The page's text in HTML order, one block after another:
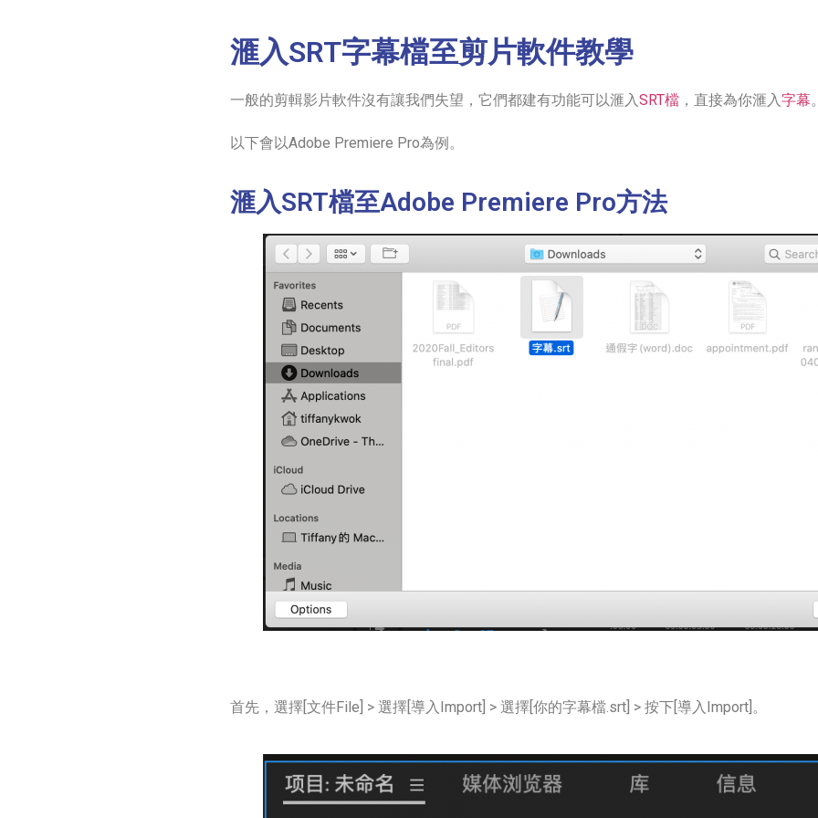
滙入SRT字幕檔至剪片軟件教學
一般的剪輯影片軟件沒有讓我們失望，它們都建有功能可以滙入SRT檔 ，直接為你滙入字幕
以下會以Adobe Premiere Pro為例。
滙入SRT檔至Adobe Premiere Pro方法
首先，選擇[文件File] > 選擇[導入Import] > 選擇[你的字幕檔.srt] > 按下[導入Import]。